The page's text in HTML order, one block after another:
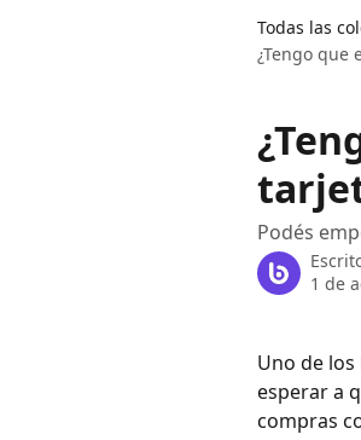
Todas las
¿Tengo que
Podés
1 de
Uno de
esperar a
compras